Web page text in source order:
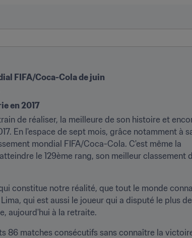
FIFA/Coca-Cola de juin
en 2017
de réaliser, la meilleure de son histoire et
En l'espace de sept mois, grâce notamment à
mondial FIFA/Coca-Cola. C'est même la
le 129ème rang, son meilleur classement
constitue notre réalité, que tout le monde
qui est aussi le joueur qui a disputé le plus de
aujourd'hui à la retraite.
86 matches consécutifs sans connaître la